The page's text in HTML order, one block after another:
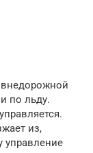
по льду.
из,
управление